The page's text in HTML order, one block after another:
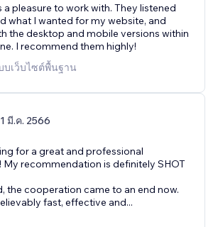
pleasure to work with. They listened
what I wanted for my website, and
the desktop and mobile versions within
I recommend them highly!
บเว็บไซต์พื้นฐาน
มี.ค. 2566
for a great and professional
My recommendation is definitely SHOT
the cooperation came to an end now.
fast, effective and...